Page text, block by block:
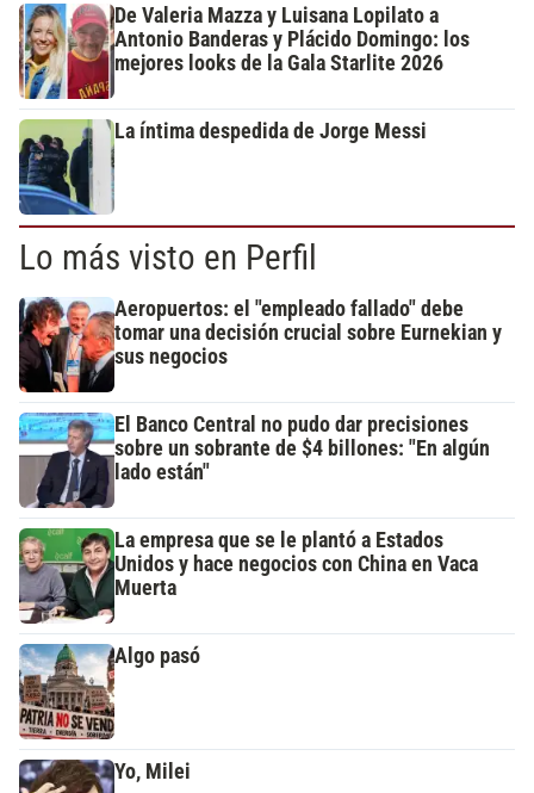
De Valeria Mazza y Luisana Lopilato a
Antonio Banderas y Plácido Domingo: los
mejores looks de la Gala Starlite 2026
La íntima despedida de Jorge Messi
Lo más visto en Perfil
Aeropuertos: el "empleado fallado" debe
tomar una decisión crucial sobre Eurnekian y
sus negocios
El Banco Central no pudo dar precisiones
sobre un sobrante de $4 billones: "En algún
lado están"
La empresa que se le plantó a Estados
Unidos y hace negocios con China en Vaca
Muerta
Algo pasó
Yo, Milei